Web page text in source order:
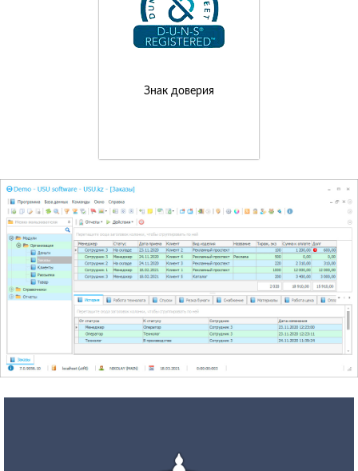
Знак доверия